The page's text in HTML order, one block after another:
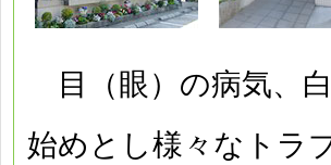
目（眼）の病気、
始めとし様々なトラ